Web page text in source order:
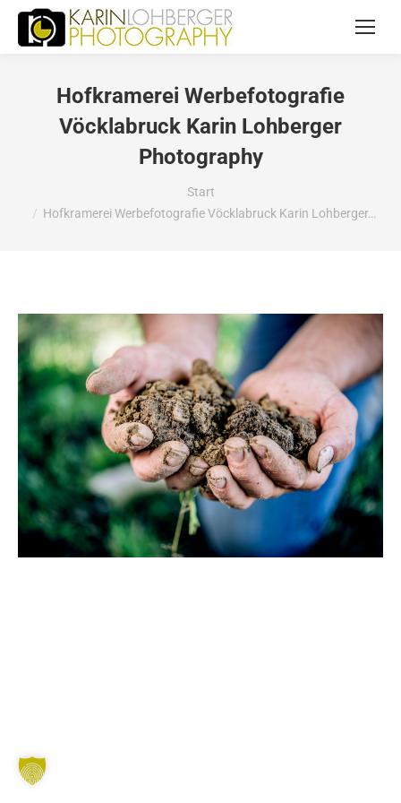
Hofkramerei Werbefotografie
Vöcklabruck Karin Lohberger
Photography
Start
Hofkramerei Werbefotografie Vöcklabruck Karin Lohberger…